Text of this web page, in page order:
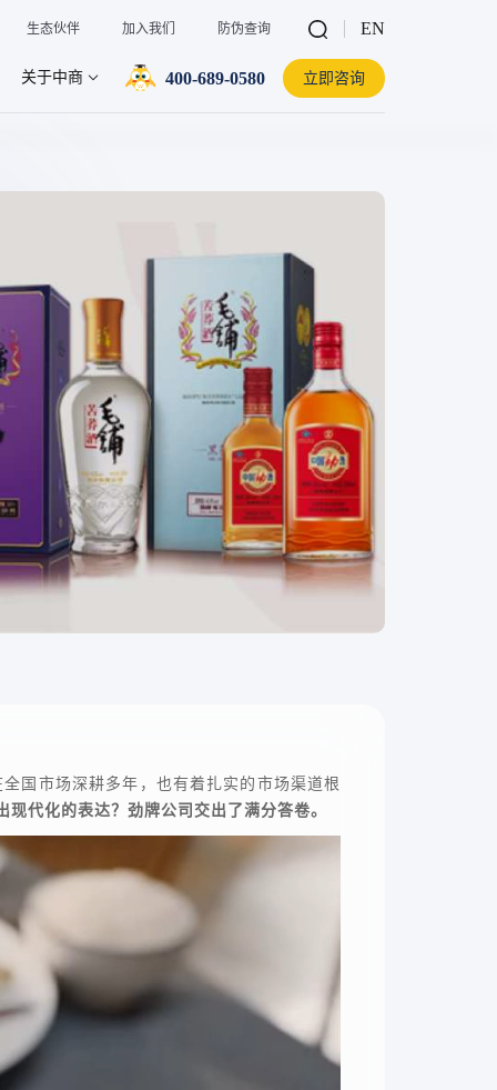
生态伙伴 加入我们 防伪查询 EN
关于中商 400-689-0580 立即咨询
国市场深耕多年，也有着扎实的市场渠道根
代化的表达？劲牌公司交出了满分答卷。